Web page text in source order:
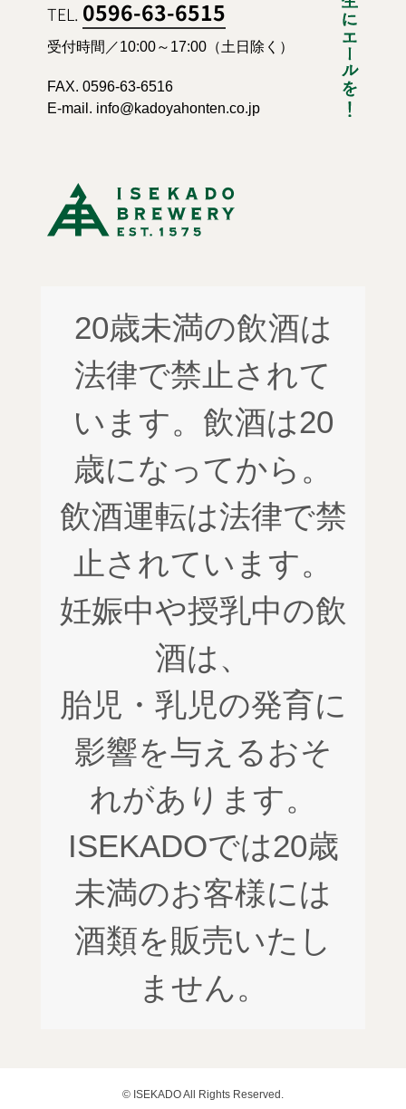
TEL. 0596-63-6515
受付時間／10:00～17:00（土日除く）
FAX. 0596-63-6516
E-mail. info@kadoyahonten.co.jp
20歳未満の飲酒は
法律で禁止されて
います。飲酒は20
歳になってから。
飲酒運転は法律で禁
止されています。
妊娠中や授乳中の飲
酒は、
胎児・乳児の発育に
影響を与えるおそ
れがあります。
ISEKADOでは20歳
未満のお客様には
酒類を販売いたし
ません。
© ISEKADO All Rights Reserved.